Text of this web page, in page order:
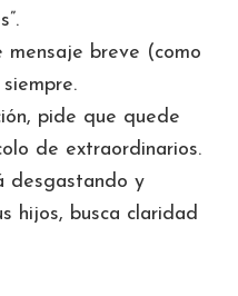
breve (como
pide que quede
de extraordinarios.
desgastando y
hijos, busca claridad